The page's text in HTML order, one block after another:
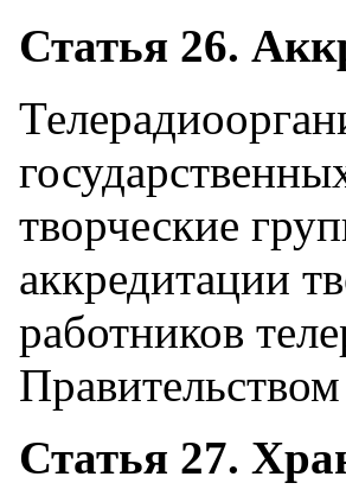
Статья 26.
творческие
аккредитации
работников
Статья 27.